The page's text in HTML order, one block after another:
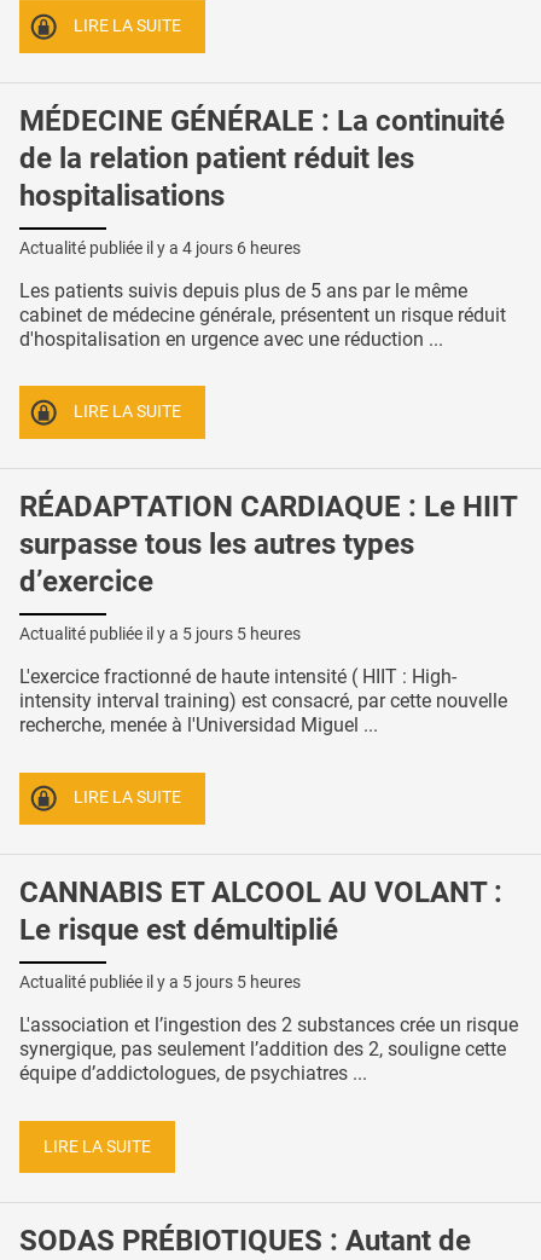
LIRE LA SUITE
MÉDECINE GÉNÉRALE : La continuité
de la relation patient réduit les
hospitalisations
Actualité publiée il y a 4 jours 6 heures
Les patients suivis depuis plus de 5 ans par le même
cabinet de médecine générale, présentent un risque réduit
d'hospitalisation en urgence avec une réduction ...
LIRE LA SUITE
RÉADAPTATION CARDIAQUE : Le HIIT
surpasse tous les autres types
d’exercice
Actualité publiée il y a 5 jours 5 heures
L'exercice fractionné de haute intensité ( HIIT : High-
intensity interval training) est consacré, par cette nouvelle
recherche, menée à l'Universidad Miguel ...
LIRE LA SUITE
CANNABIS ET ALCOOL AU VOLANT :
Le risque est démultiplié
Actualité publiée il y a 5 jours 5 heures
L'association et l’ingestion des 2 substances crée un risque
synergique, pas seulement l’addition des 2, souligne cette
équipe d’addictologues, de psychiatres ...
LIRE LA SUITE
SODAS PRÉBIOTIQUES : Autant de